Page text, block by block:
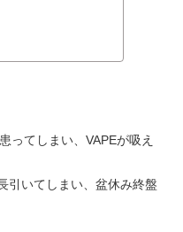
ってしまい、VAPEが吸え
引いてしまい、盆休み終盤